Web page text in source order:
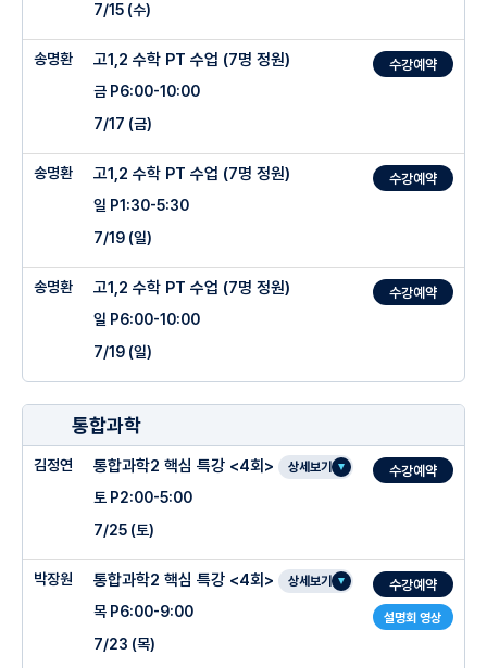
-[당일 일일 테스트 성적 추이 그래프+매일 과제 성실도 타임라인+수업 핵심 요약 리
포트(배운내용, 중점사항, 숙제)+수업자료]을 실시간으로 공지
-요청 없는 상시 오픈형 자료실 및 복습 영상 제공
으로 소화할 수 있도록 지원
○ 주차별 진도계획
[소인수분해, 정수와 유리수의 사칙연사 부호 법칙, 문자의 사용과 식의 계산 분배법칙]
2주차 : 방정식과 함수 기초
[일차방정식의 구조적 풀이, 연립일차방정식, 일차함수 그래프의 기울기와 절편의 기하
[중등 다항식의 곱셈공식 완전 정립, 인수분해 공식의 구조적 분석 및 복잡한 식의 인수
파편화된 문자 통보 시스템을 탈피하여 자체 포털 홈페이지를 운영
[당일 일일 테스트 성적 추이 그래프+매일 과제 성실도 타임라인+수업 핵심요약 리포
트(배운내용, 중점사항, 숙제)+수업자료]를 실시간으로 공지
-요청 없는 상시 오픈형 자료실 및 복습 영상 제공
대시보드 내 개인 강의실을 통해 당일 사용된 [수업 핵심 자료]와 언제든 다시 돌려볼
학생이 보충이나 복습이 필요할 때마다 언제 어디서든 자유롭게 즉시 열람하고 100%
자기것으로 소화할 수 있도록 지원
○ 주차별 진도계획
1주차 : 도형의 방정식 - 평면좌표
2회차 : 01 도형의 방정식 - 직선의 방정식
3회차 : 01 도형의 방정식 - 원의 방정식
-5회독 유형완성
-수업에서 진행한 문항 변형문항 복습 풀이 진행
-TEST 오답 정리 후 오답변형 TEST 진행
-과제 완료 후 하원 (TEST 오답의 미완료 , 과제 미완료시 토요일 오후 1시-5시 개별
-개인별 오답 추적 누적과제 배부 (일주일 간격으로 매주 금요일 배부 주말과제 월요일
1주차 : 점과 좌표
직선의 방정식
3주차 :원의 방정식(1)
주차 :원의 방정식(2)
9주차 : 여러 가지 함수(1)
여러 가지 함수(2)
합성함수
-매수업 복습테스트 10문항 진행
-과제: 5개년 모의고사&8학군 내신기출문항
-수업 후 클리닉에서 오답완료까지 마무리 진행.
-5회독 유형완성
-수업에서 진행한 문항 변형문항 복습 풀이 진행
-TEST 오답 정리 후 오답변형 TEST 진행
-과제 완료 후 하원 (TEST 오답의 미완료 , 과제 미완료시 토요일 오후 1시-5시 개별
클리닉 진행)
클리닉 확인 후 오답완료)
○ 주차별 진도계획
1주차 : 지수
5주차 : 로그함수
삼각함수
삼각함수의 그래프(1)
-그래프와 식을 자유롭게 다루는 수업
-식과 값의 의미를 진정으로 이해하는 수업
-연결된 로직으로 수학 실력 자체를 올릴 수업
-내신에서의 연습이 수능까지 뼈대가 되도록 실전 개념들까지 꼼꼼한 정리
○ 관리 프로그램
-개별 오답노트 (실전T +오답유사 + Workbook 오답문항)
-자체 안내 사이트
복습 Test 성적 조회 (점수 / 등수)
워크북 성취도 (완성 / 미완성 / 오답문항 )
사이트 : 질문등록
어려워하는 단원(약점) + 잘하는 단원(강점) 파악
7/15 (수)
송명환 고1,2 수학 PT 수업 (7명 정원)
금 P6:00-10:00
7/17 (금)
수강예약
송명환 고1,2 수학 PT 수업 (7명 정원)
일 P1:30-5:30
7/19 (일)
수강예약
송명환 고1,2 수학 PT 수업 (7명 정원)
일 P6:00-10:00
7/19 (일)
수강예약
통합과학
김정연 통합과학2 핵심 특강 <4회> 상세보기
토 P2:00-5:00
7/25 (토)
수강예약
○ 수업특징
-기초 용어부터 차근차근, 고등 과학의 시작을 안정적으로 잡아주는 수업
박장원
설명회 영상
통합과학2 핵심 특강 <4회> 상세보기
목 P6:00-9:00
7/23 (목)
수강예약